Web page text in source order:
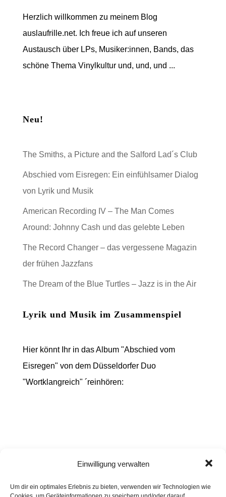
Einwilligung verwalten
Um dir ein optimales Erlebnis zu bieten, verwenden wir Technologien wie
Herzlich willkommen zu meinem Blog
auslaufrille.net. Ich freue ich auf unseren
Austausch über LPs, Musiker:innen, Bands, das
schöne Thema Vinylkultur und, und, und ...
Neu!
The Smiths, a Picture and the Salford Lad´s Club
Abschied vom Eisregen: Ein einfühlsamer Dialog
von Lyrik und Musik
American Recording IV – The Man Comes
Around: Johnny Cash und das gelebte Leben
The Record Changer – das vergessene Magazin
der frühen Jazzfans
The Dream of the Blue Turtles – Jazz is in the Air
Lyrik und Musik im Zusammenspiel
Hier könnt Ihr in das Album "Abschied vom
Eisregen" von dem Düsseldorfer Duo
"Wortklangreich" ´reinhören: